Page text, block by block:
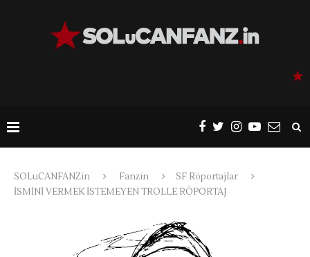
SOLuCANFANZin Fanzin
SF Röportajlar
İSMİNİ VERMEK İSTEMEYEN TROLLE RÖPORTAJ